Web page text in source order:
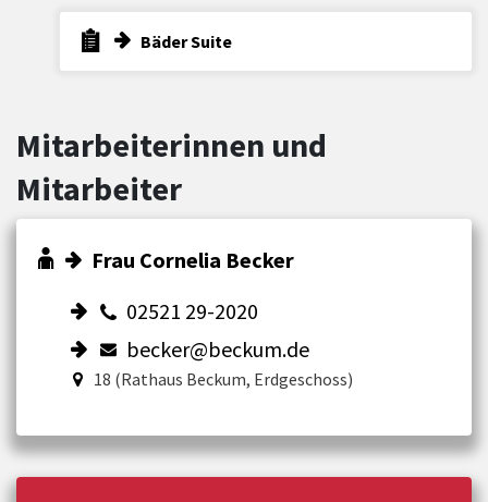
Bäder Suite
Mitarbeiterinnen und
Mitarbeiter
Frau Cornelia Becker
02521 29-2020
becker@beckum.de
18 (Rathaus Beckum, Erdgeschoss)